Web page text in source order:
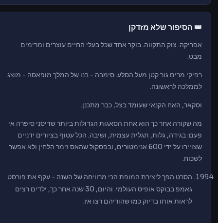
👑 הסיפור שלא מזדקן
אפריקה. צוק התקווה. בוקר אחד שכל בעלי החיים עוצרים ומרימים
מבט.
רפיקי מרים גור קטן מעל הסלע. סימבה - בנו של המלך מופאסה - מוצג
לממלכה לראשונה.
וסקאר, האח הקנאי שעומד בצל, כבר מתכנן.
מה שקורה אחר כך הוא אחת הסאגות הגדולות ביותר שדיסני סיפרה אי
פעם: בגידה, גלות, תגלית עצמית, ושיבה. הכל עטוף בציורים ידניים
שצויירו על ידי 600 אנימטורים, ובפסקול שהאס זימר הלחין ולא אפשר
לשכוח.
הסרט הפך ליצירת המופת הכי מרוויחה של השנה - עקף את פורסט
גאמפ בבוקס אופיס העולמי. והיום, 30 שנה אחר כך, ילדים רצים
לראות אותו בדיוק כמו שהוריהם רצו אז.